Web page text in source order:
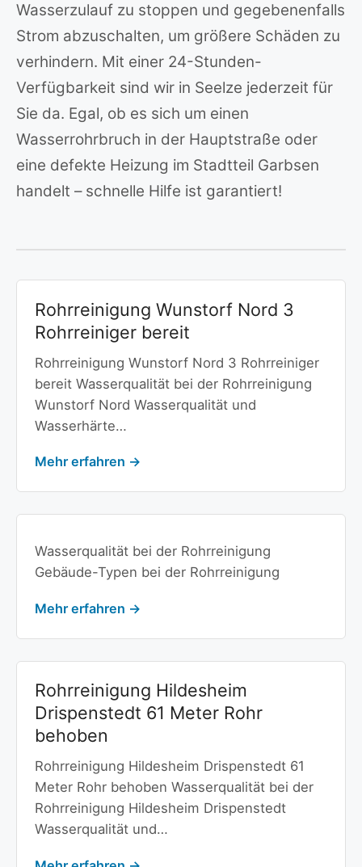
Wasserzulauf zu stoppen und gegebenenfalls
Strom abzuschalten, um größere Schäden zu
verhindern. Mit einer 24-Stunden-
Verfügbarkeit sind wir in Seelze jederzeit für
Sie da. Egal, ob es sich um einen
Wasserrohrbruch in der Hauptstraße oder
eine defekte Heizung im Stadtteil Garbsen
handelt – schnelle Hilfe ist garantiert!
Rohrreinigung Wunstorf Nord 3
Rohrreiniger bereit
Rohrreinigung Wunstorf Nord 3 Rohrreiniger
bereit Wasserqualität bei der Rohrreinigung
Wunstorf Nord Wasserqualität und
Wasserhärte…
Mehr erfahren →
Wasserqualität bei der Rohrreinigung
Gebäude-Typen bei der Rohrreinigung
Mehr erfahren →
Rohrreinigung Hildesheim
Drispenstedt 61 Meter Rohr
behoben
Rohrreinigung Hildesheim Drispenstedt 61
Meter Rohr behoben Wasserqualität bei der
Rohrreinigung Hildesheim Drispenstedt
Wasserqualität und…